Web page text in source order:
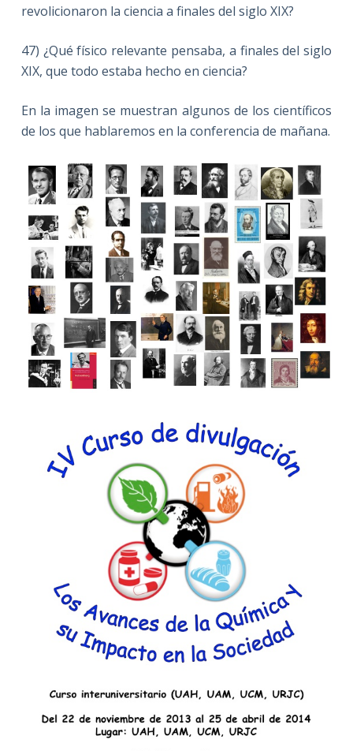
revolicionaron la ciencia a finales del siglo XIX?
47) ¿Qué físico relevante pensaba, a finales del siglo
XIX, que todo estaba hecho en ciencia?
En la imagen se muestran algunos de los científicos
de los que hablaremos en la conferencia de mañana.